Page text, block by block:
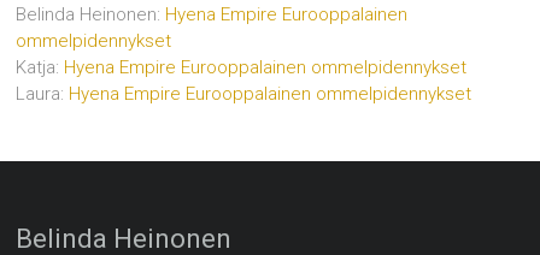
Belinda Heinonen: Hyena Empire Eurooppalainen
ommelpidennykset
Katja: Hyena Empire Eurooppalainen ommelpidennykset
Laura: Hyena Empire Eurooppalainen ommelpidennykset
Belinda Heinonen